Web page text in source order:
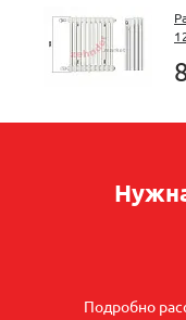
Подробно